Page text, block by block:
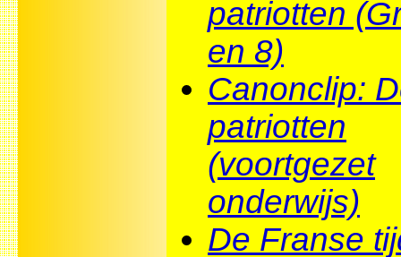
patriotten
en 8)
Canonclip:
patriotten
(voortgezet
onderwijs)
De Franse